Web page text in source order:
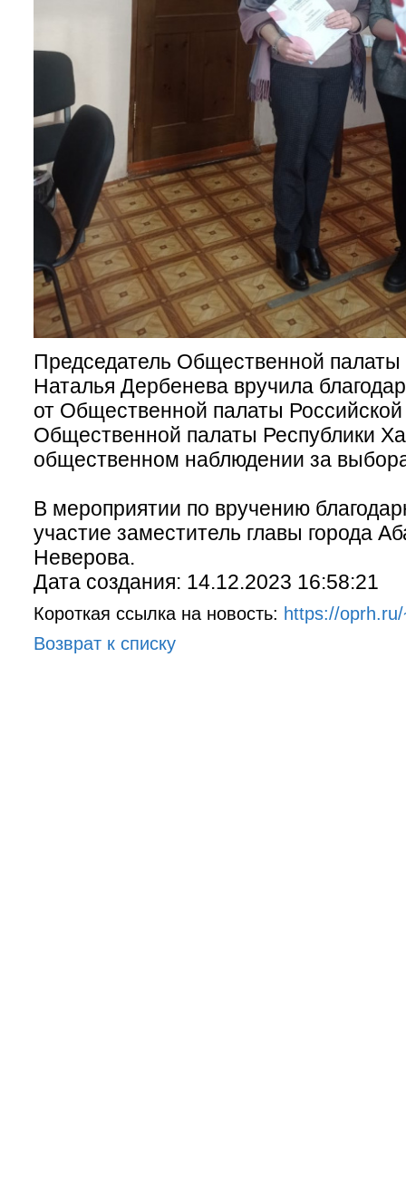
Председатель Общественной палаты
Наталья Дербенева вручила
от Общественной палаты
Общественной палаты Республики
общественном наблюдении за
В мероприятии по вручению
участие заместитель главы города
Неверова.
Дата создания: 14.12.2023 16:58:21
Короткая ссылка на новость: https://
Возврат к списку